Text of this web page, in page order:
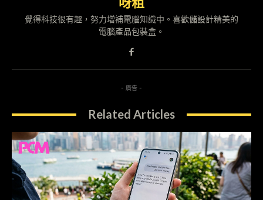
覺得科技很有趣，努力增補電腦知識中。喜歡儲設計精美的
電腦產品包裝盒。
- 廣告 -
Related Articles